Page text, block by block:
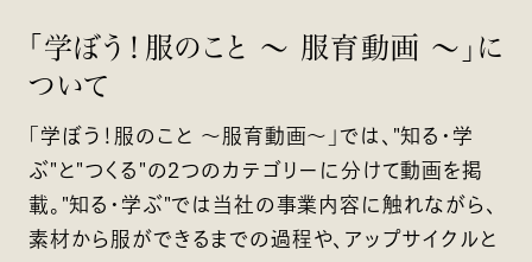
「学ぼう！服のこと ～ 服育動画 ～」に
ついて
「学ぼう！服のこと ～服育動画～」では、"知る・学
ぶ"と"つくる"の2つのカテゴリーに分けて動画を掲
載。"知る・学ぶ"では当社の事業内容に触れながら、
素材から服ができるまでの過程や、アップサイクルと